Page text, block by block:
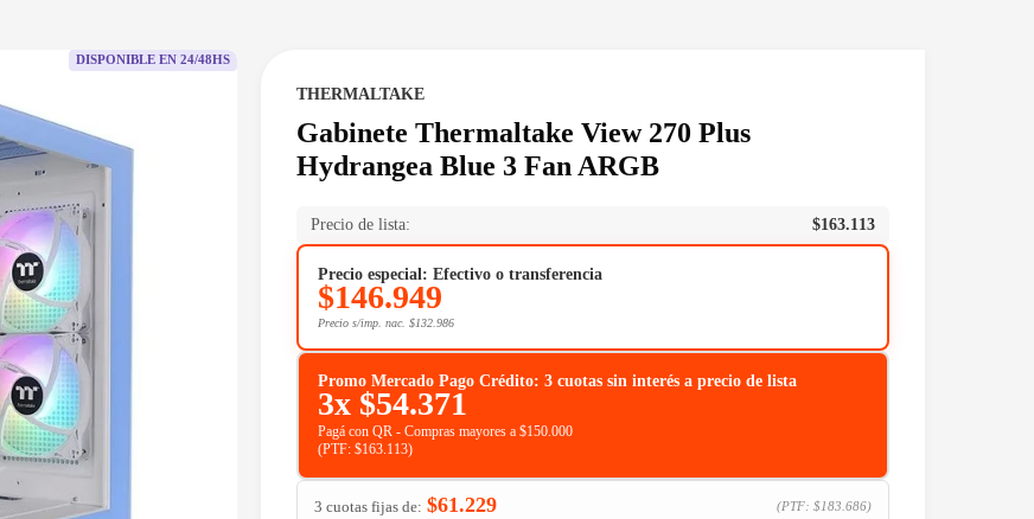
DISPONIBLE EN 24/48HS
THERMALTAKE
Gabinete Thermaltake View 270 Plus
Hydrangea Blue 3 Fan ARGB
Precio de lista: $163.113
Precio especial: Efectivo o transferencia
$146.949
Precio s/imp. nac. $132.986
Promo Mercado Pago Crédito: 3 cuotas sin interés a precio de lista
3x $54.371
Pagá con QR - Compras mayores a $150.000
(PTF: $163.113)
3 cuotas fijas de: $61.229 (PTF: $183.686)